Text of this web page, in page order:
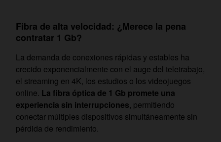
Fibra de alta velocidad: ¿Merece la pena
contratar 1 Gb?
La demanda de conexiones rápidas y estables ha
crecido exponencialmente con el auge del teletrabajo,
el streaming en 4K, los estudios o los videojuegos
online. La fibra óptica de 1 Gb promete una
experiencia sin interrupciones, permitiendo
conectar múltiples dispositivos simultáneamente sin
pérdida de rendimiento.